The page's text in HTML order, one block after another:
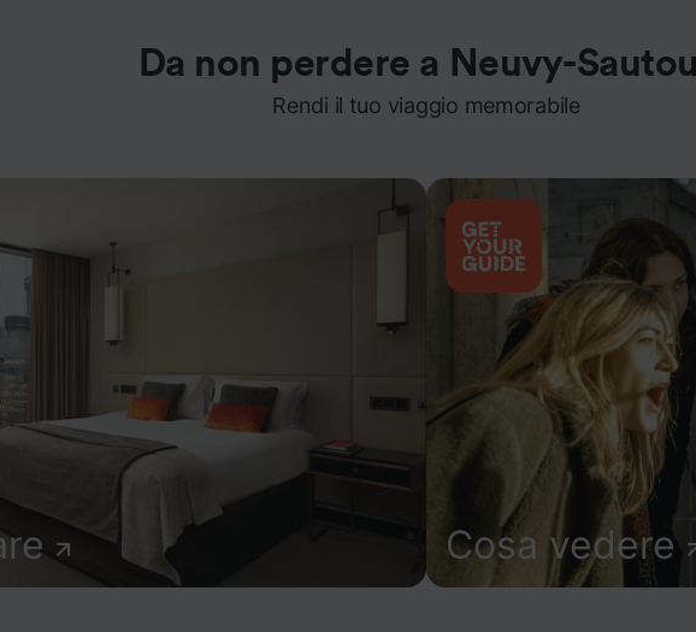
Da non perdere a Neuvy-
Rendi il tuo viaggio memorabile
Cosa vedere